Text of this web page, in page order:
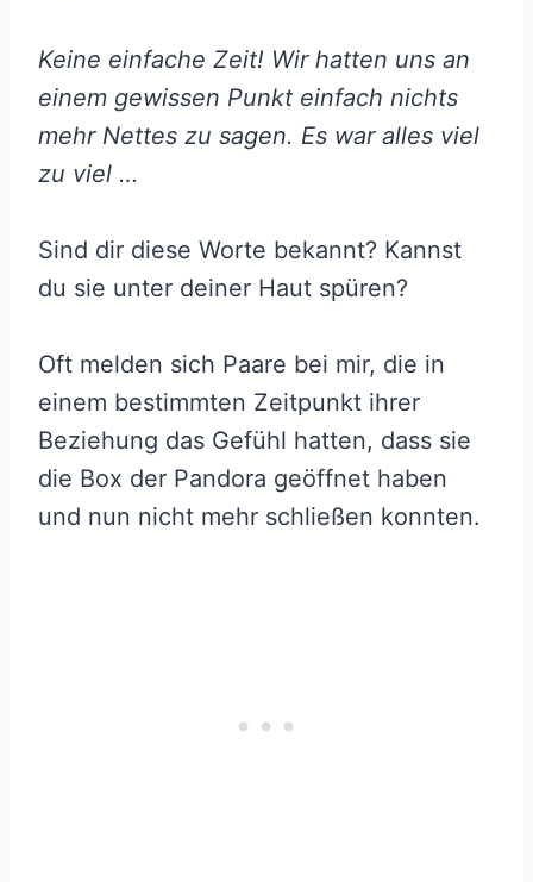
Keine einfache Zeit! Wir hatten uns an
einem gewissen Punkt einfach nichts
mehr Nettes zu sagen. Es war alles viel
zu viel …
Sind dir diese Worte bekannt? Kannst
du sie unter deiner Haut spüren?
Oft melden sich Paare bei mir, die in
einem bestimmten Zeitpunkt ihrer
Beziehung das Gefühl hatten, dass sie
die Box der Pandora geöffnet haben
und nun nicht mehr schließen konnten.